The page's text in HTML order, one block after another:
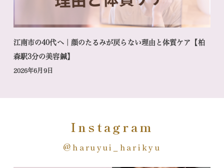
江南市の40代へ｜顔のたるみが戻らない理由と体質ケア【柏
森駅3分の美容鍼】
2026年6月9日
Instagram
@haruyui_harikyu